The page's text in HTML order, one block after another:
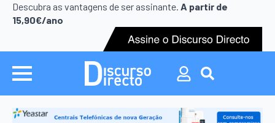
Descubra as vantagens de ser assinante. A partir de
15,90€/ano
Search
for:
Search